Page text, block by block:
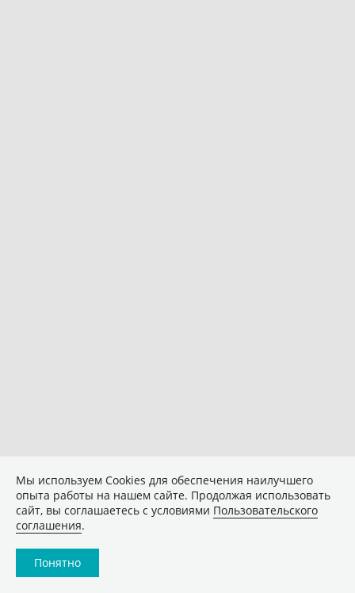
Мы используем Сookies для обеспечения наилучшего
опыта работы на нашем сайте. Продолжая использовать
сайт, вы соглашаетесь с условиями Пользовательского
соглашения.
Понятно